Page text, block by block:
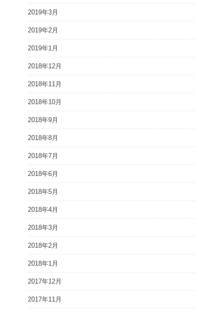
2019年3月
2019年2月
2019年1月
2018年12月
2018年11月
2018年10月
2018年9月
2018年8月
2018年7月
2018年6月
2018年5月
2018年4月
2018年3月
2018年2月
2018年1月
2017年12月
2017年11月